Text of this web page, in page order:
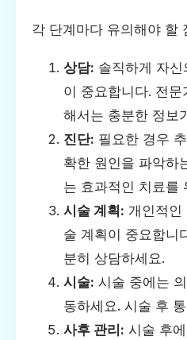
각 단계마다 유의해야 할
상담: 솔직하게 자
이 중요합니다. 전
해서는 충분한 정보
진단: 필요한 경우
확한 원인을 파악하
는 효과적인 치료를
시술 계획: 개인적인
술 계획이 중요합니
분히 상담하세요.
시술: 시술 중에는
동하세요. 시술 후
사후 관리: 시술 후